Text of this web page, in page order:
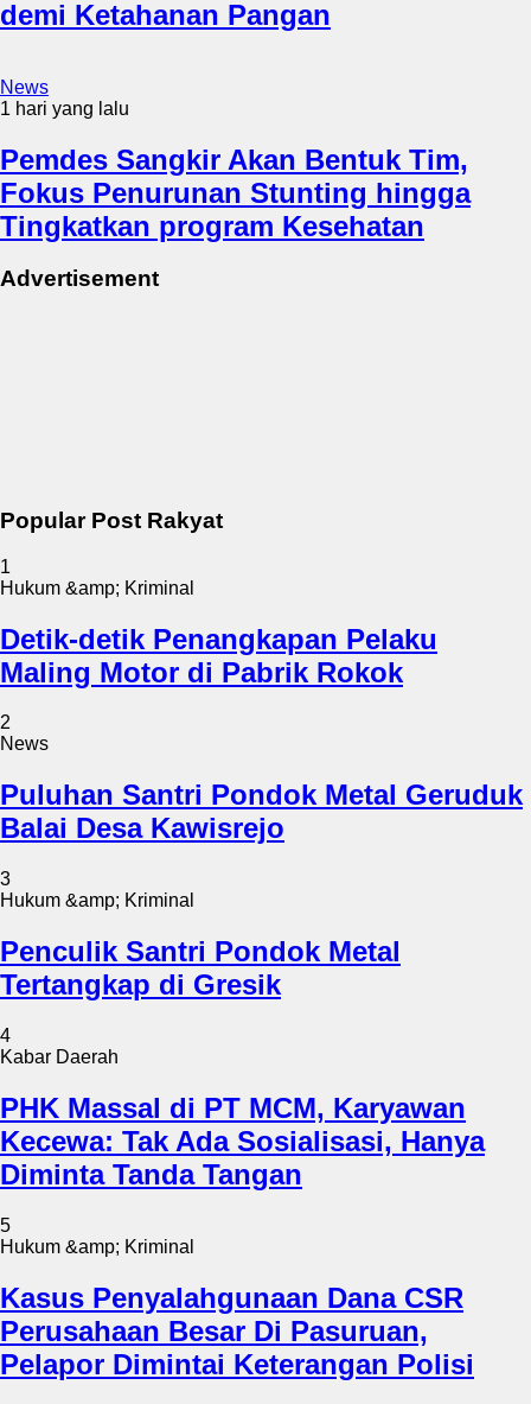
demi Ketahanan Pangan
News
1 hari yang lalu
Pemdes Sangkir Akan Bentuk Tim,
Fokus Penurunan Stunting hingga
Tingkatkan program Kesehatan
Advertisement
Popular Post Rakyat
1
Hukum &amp; Kriminal
Detik-detik Penangkapan Pelaku
Maling Motor di Pabrik Rokok
2
News
Puluhan Santri Pondok Metal Geruduk
Balai Desa Kawisrejo
3
Hukum &amp; Kriminal
Penculik Santri Pondok Metal
Tertangkap di Gresik
4
Kabar Daerah
PHK Massal di PT MCM, Karyawan
Kecewa: Tak Ada Sosialisasi, Hanya
Diminta Tanda Tangan
5
Hukum &amp; Kriminal
Kasus Penyalahgunaan Dana CSR
Perusahaan Besar Di Pasuruan,
Pelapor Dimintai Keterangan Polisi